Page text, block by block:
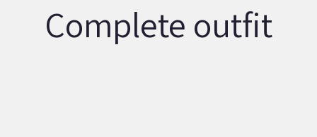
Complete outfit